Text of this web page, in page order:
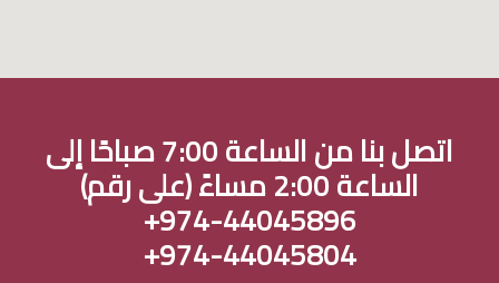
اتصل بنا من الساعة 7:00 صباحًا إلى
الساعة 2:00 مساءً (على رقم)
+974-44045896
+974-44045804